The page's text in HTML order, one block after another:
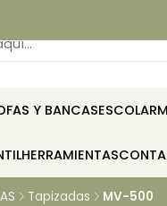
Y BANCASESCOLAR
HERRAMIENTAS
Tapizadas MV-500